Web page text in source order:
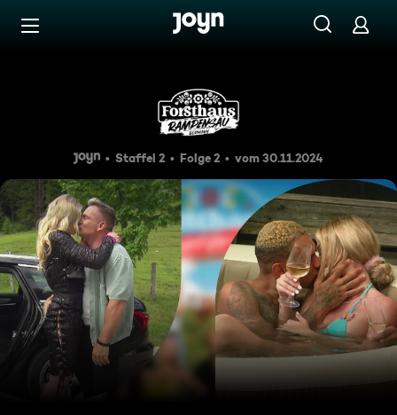
Zum Inhalt springen
Überraschendes Liebes-
Staffel 2 Folge 2 vom 30.11.2024